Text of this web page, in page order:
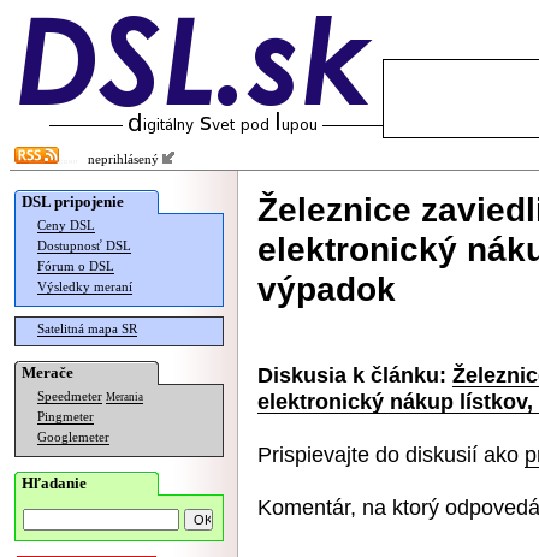
neprihlásený
DSL pripojenie
Ceny DSL
Dostupnosť DSL
Fórum o DSL
Výsledky meraní
Satelitná mapa SR
Merače
Speedmeter Merania
Pingmeter
Googlemeter
Hľadanie
Železnice
elektronický
výpadok
Diskusia k článku:
elektronický nákup
Prispievajte do diskusií ako
Komentár, na ktorý